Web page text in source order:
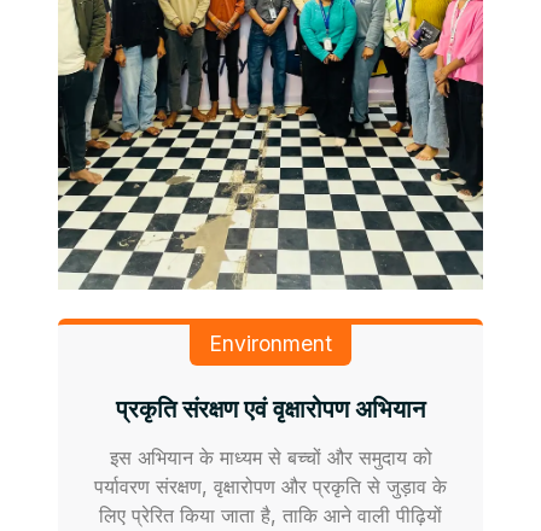
Environment
प्रकृति संरक्षण एवं वृक्षारोपण अभियान
इस अभियान के माध्यम से बच्चों और समुदाय को
पर्यावरण संरक्षण, वृक्षारोपण और प्रकृति से जुड़ाव के
लिए प्रेरित किया जाता है, ताकि आने वाली पीढ़ियों